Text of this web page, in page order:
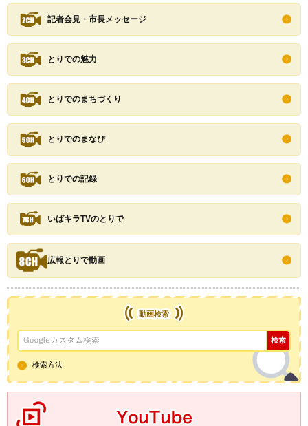
記者会見・市長メッセージ
とりでの魅力
とりでのまちづくり
とりでのまなび
とりでの記録
いばキラTVのとりで
広報とりで動画
動画検索
検索方法